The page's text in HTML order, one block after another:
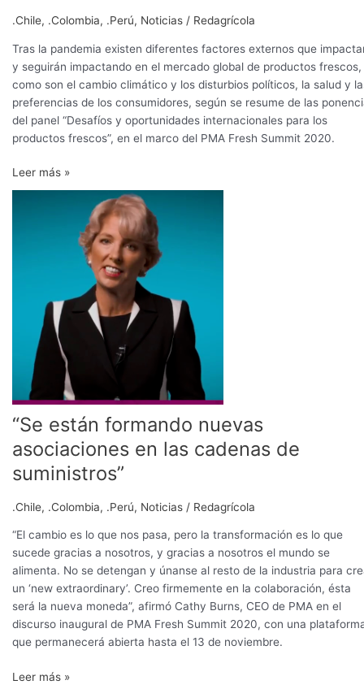
.Chile, .Colombia, .Perú, Noticias / Redagrícola
Tras la pandemia existen diferentes factores externos que
y seguirán impactando en el mercado global de productos frescos,
como son el cambio climático y los disturbios políticos, la salud y
preferencias de los consumidores, según se resume de las
del panel “Desafíos y oportunidades internacionales para los
productos frescos”, en el marco del PMA Fresh Summit 2020.
desafíos
y
oportunidades
enfrentarán
productos
frescos
en
elLeer más »
“Se están formando nuevas
asociaciones en las cadenas de
suministros”
.Chile, .Colombia, .Perú, Noticias / Redagrícola
“El cambio es lo que nos pasa, pero la transformación es lo que
sucede gracias a nosotros, y gracias a nosotros el mundo se
alimenta. No se detengan y únanse al resto de la industria para
un ‘new extraordinary’. Creo firmemente en la colaboración, ésta
será la nueva moneda”, afirmó Cathy Burns, CEO de PMA en el
discurso inaugural de PMA Fresh Summit 2020, con una
que permanecerá abierta hasta el 13 de noviembre.
cadenas
suministros”
Leer más »